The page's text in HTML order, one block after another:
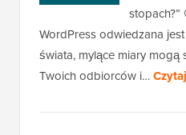
stopach?”
WordPress odwiedzana
świata, mylące miary
Twoich odbiorców i…